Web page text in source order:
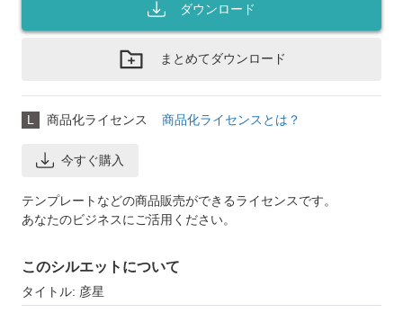
ダウンロード
まとめてダウンロード
L 商品化ライセンス 商品化ライセンスとは？
今すぐ購入
テンプレートなどの商品販売ができるライセンスです。
あなたのビジネスにご活用ください。
このシルエットについて
タイトル: 彦星